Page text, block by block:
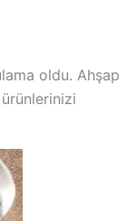
oldu. Ahşap